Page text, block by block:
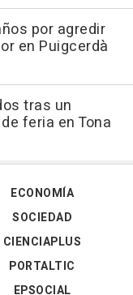
por agredir
en Puigcerdà
tras un
feria en Tona
ECONOMÍA
SOCIEDAD
CIENCIAPLUS
PORTALTIC
EPSOCIAL